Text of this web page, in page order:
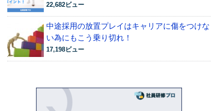
22,682ビュー
中途採用の放置プレイはキャリアに傷をつけな
い為にもこう乗り切れ！
17,198ビュー